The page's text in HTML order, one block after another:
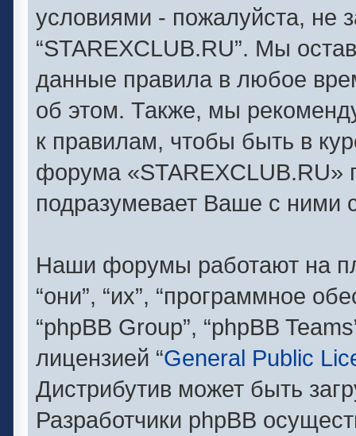
условиями - пожалуйста, не
“STAREXCLUB.RU”. Мы
данные правила в любое
об этом. Также, мы
к правилам, чтобы быть в
форума «STAREXCLUB.RU»
подразумевает Ваше с ними
Наши форумы работают на
“они”, “их”, “программное
“phpBB Group”, “phpBB
лицензией “General Public
Дистрибутив может быть
Разработчики phpBB